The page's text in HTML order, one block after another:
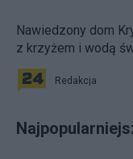
Nawiedzony dom
z krzyżem i wodą
Redakcja